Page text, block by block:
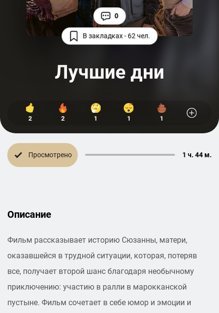
В закладках - 62 чел.
0
Лучшие дни
2 2 1 1 1
Просмотрено 1 ч. 44 м.
Описание
Фильм рассказывает историю Сюзанны, матери,
оказавшейся в трудной ситуации, которая, потеряв
все, получает второй шанс благодаря необычному
приключению: участию в ралли в марокканской
пустыне. Фильм сочетает в себе юмор и эмоции и